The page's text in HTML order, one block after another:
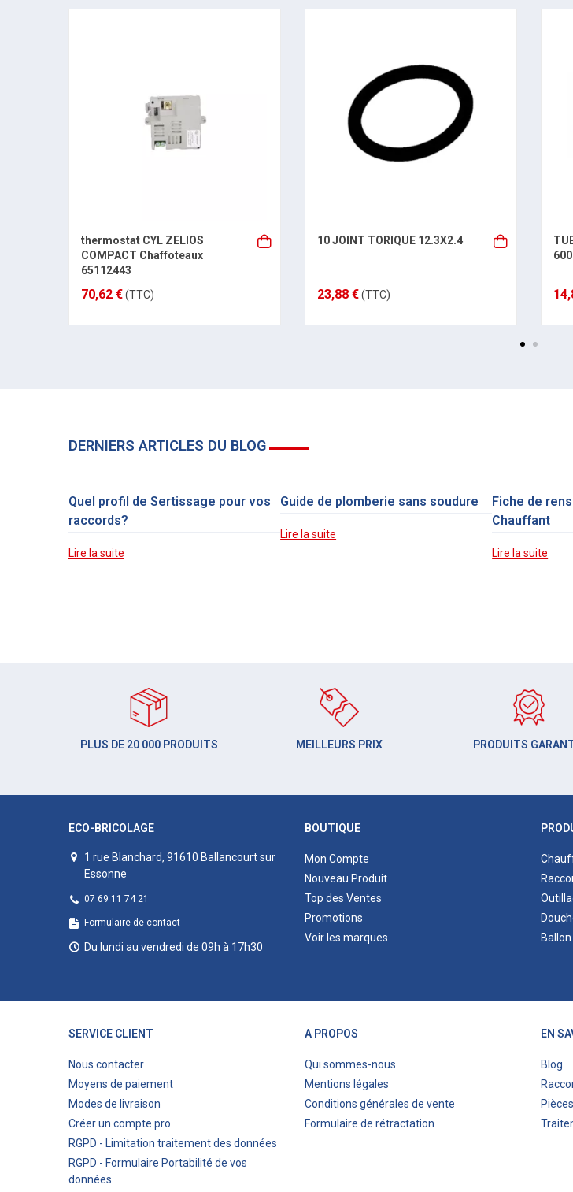
thermostat CYL ZELIOS
COMPACT Chaffoteaux
65112443
70,62 €(TTC)
10 JOINT TORIQUE 12.3X2.4
23,88 €(TTC)
DERNIERS ARTICLES DU BLOG
Quel profil de Sertissage pour vos
raccords?
Lire la suite
Guide de plomberie sans soudure
Lire la suite
Fiche de
Chauffant
Lire la suite
PLUS DE 20 000 PRODUITS MEILLEURS PRIX PRODUITS
ECO-BRICOLAGE
1 rue Blanchard, 91610 Ballancourt sur
Essonne
07 69 11 74 21
Formulaire de contact
Du lundi au vendredi de 09h à 17h30
BOUTIQUE
Mon Compte
Nouveau Produit
Top des Ventes
Promotions
Voir les marques
SERVICE CLIENT
Nous contacter
Moyens de paiement
Modes de livraison
Créer un compte pro
RGPD - Limitation traitement des données
RGPD - Formulaire Portabilité de vos
données
A PROPOS
Qui sommes-nous
Mentions légales
Conditions générales de vente
Formulaire de rétractation
EN
Blog